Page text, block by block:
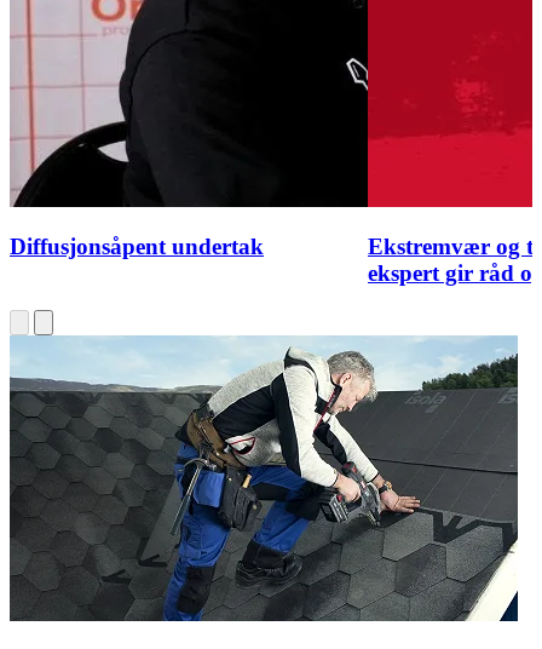
Diffusjonsåpent undertak
Ekstremvær og
ekspert gir råd